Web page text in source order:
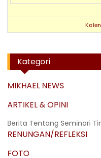
Kategori
MIKHAEL NEWS
ARTIKEL & OPINI
Berita Tentang Seminari
RENUNGAN/REFLEKSI
FOTO